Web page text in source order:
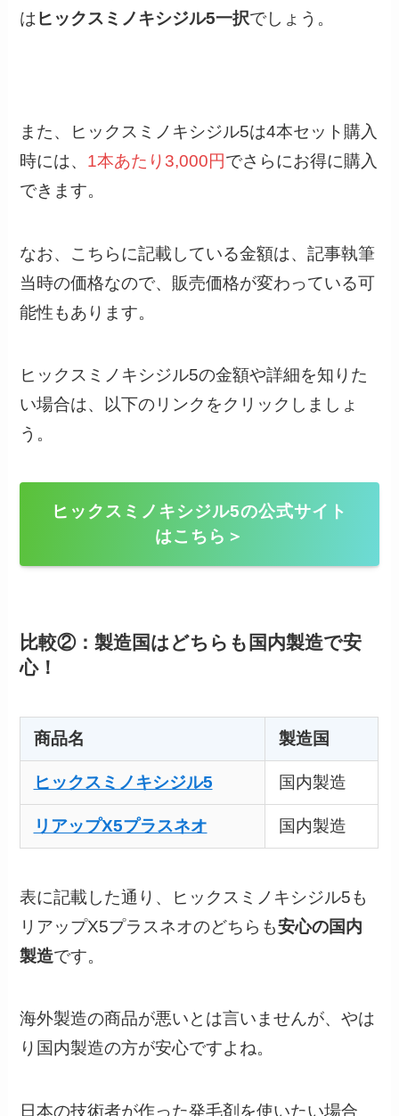
は ヒックスミノキシジル5一択でしょう。
また、ヒックスミノキシジル5は4本セット購入
時には、 1本あたり3,000円でさらにお得に購入
できます。
なお、こちらに記載している金額は、記事執筆
当時の価格なので、販売価格が変わっている可
能性もあります。
ヒックスミノキシジル5の金額や詳細を知りた
い場合は、以下のリンクをクリックしましょ
う。
ヒックスミノキシジル5の公式サイト
はこちら＞
比較②：製造国はどちらも国内製造で安
心！
商品名 製造国
ヒックスミノキシジル5 国内製造
リアップX5プラスネオ 国内製造
表に記載した通り、ヒックスミノキシジル5も
リアップX5プラスネオのどちらも安心の国内
製造です。
海外製造の商品が悪いとは言いませんが、やは
り国内製造の方が安心ですよね。
日本の技術者が作った発毛剤を使いたい場合